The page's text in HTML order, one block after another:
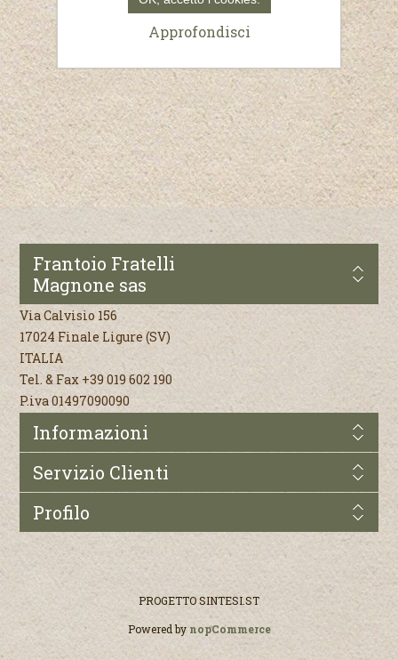
Frantoio Fratelli
Magnone sas
Via Calvisio 156
17024 Finale Ligure (SV)
ITALIA
Tel. & Fax +39 019 602 190
P.iva 01497090090
Informazioni
Servizio Clienti
Profilo
PROGETTOSINTESI.ST
Powered by nopCommerce
Approfondisci